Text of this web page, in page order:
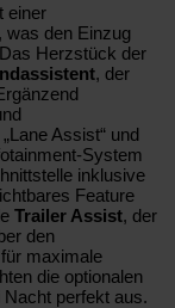
einer
was den Einzug
Herzstück der
, der
Assist“ und
System
inklusive
Feature
Trailer Assist, der
den
maximale
die optionalen
perfekt aus.